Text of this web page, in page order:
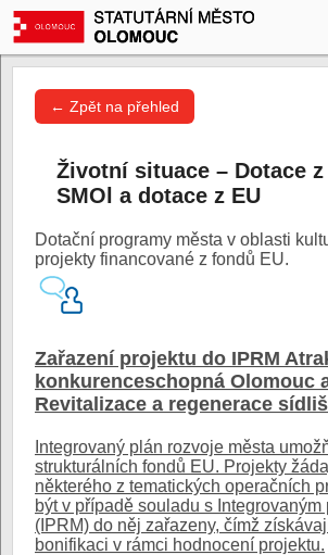
← Zpět na přehled
Životní situace – Dotace
SMOl a dotace z EU
Dotační programy města v oblasti
projekty financované z fondů EU.
Zařazení projektu do IPRM
konkurenceschopná Olomouc
Revitalizace a regenerace
Integrovaný plán rozvoje města
strukturálních fondů EU. Projekty
některého z tematických operačních
být v případě souladu s Integrovaným
(IPRM) do něj zařazeny, čímž
bonifikaci v rámci hodnocení projektu.